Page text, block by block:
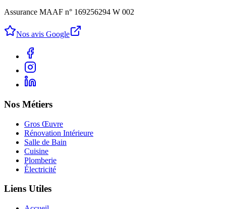
Assurance MAAF n° 169256294 W 002
Nos avis Google
Nos Métiers
Gros Œuvre
Rénovation Intérieure
Salle de Bain
Cuisine
Plomberie
Électricité
Liens Utiles